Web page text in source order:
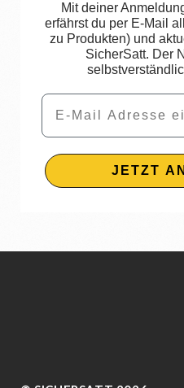
Mit deiner
erfährst du per E-Mail
zu Produkten) und
SicherSatt. Der
Email
JETZT